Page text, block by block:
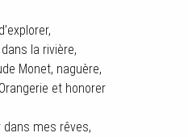
la rivière,
Monet, naguère,
et honorer
dans mes rêves,